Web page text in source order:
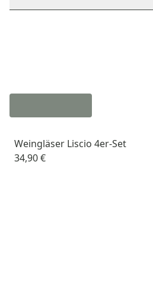
Weingläser Liscio 4er-Set
34,90 €